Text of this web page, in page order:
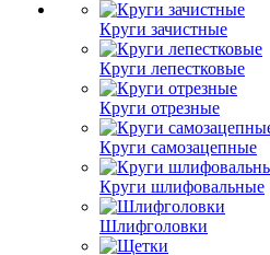
Круги зачистные
Круги лепестковые
Круги отрезные
Круги самозацепные
Круги шлифовальные
Шлифголовки